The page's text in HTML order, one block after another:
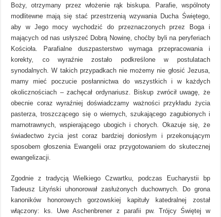
Boży, otrzymany przez włożenie rąk biskupa. Parafie, wspólnoty
modlitewne mają się stać przestrzenią wzywania Ducha Świętego,
aby w Jego mocy wychodzić do przeznaczonych przez Boga i
mających od nas usłyszeć Dobrą Nowinę, choćby byli na peryferiach
Kościoła. Parafialne duszpasterstwo wymaga przepracowania i
korekty, co wyraźnie zostało podkreślone w postulatach
synodalnych. W takich przypadkach nie możemy nie głosić Jezusa,
mamy mieć poczucie posłannictwa do wszystkich i w każdych
okolicznościach – zachęcał ordynariusz. Biskup zwrócił uwagę, że
obecnie coraz wyraźniej doświadczamy ważności przykładu życia
pasterza, troszczącego się o wiernych, szukającego zagubionych i
marnotrawnych, wspierającego ubogich i chorych. Okazuje się, że
świadectwo życia jest coraz bardziej doniosłym i przekonującym
sposobem głoszenia Ewangelii oraz przygotowaniem do skutecznej
ewangelizacji.
Zgodnie z tradycją Wielkiego Czwartku, podczas Eucharystii bp
Tadeusz Lityński uhonorował zasłużonych duchownych. Do grona
kanoników honorowych gorzowskiej kapituły katedralnej został
włączony: ks. Uwe Aschenbrener z parafii pw. Trójcy Świętej w